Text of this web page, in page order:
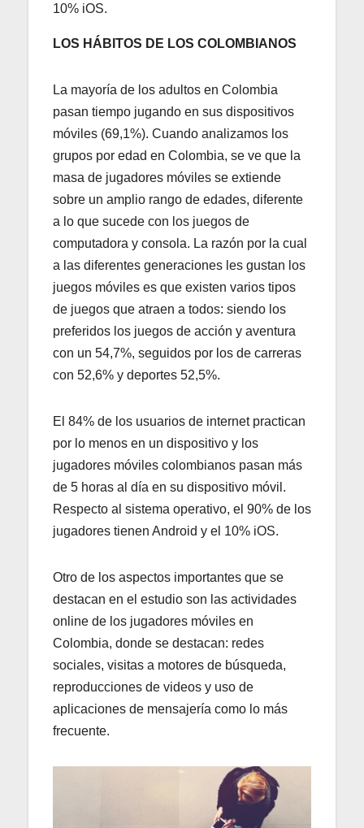
10% iOS.
LOS HÁBITOS DE LOS COLOMBIANOS
La mayoría de los adultos en Colombia
pasan tiempo jugando en sus dispositivos
móviles (69,1%). Cuando analizamos los
grupos por edad en Colombia, se ve que la
masa de jugadores móviles se extiende
sobre un amplio rango de edades, diferente
a lo que sucede con los juegos de
computadora y consola. La razón por la cual
a las diferentes generaciones les gustan los
juegos móviles es que existen varios tipos
de juegos que atraen a todos: siendo los
preferidos los juegos de acción y aventura
con un 54,7%, seguidos por los de carreras
con 52,6% y deportes 52,5%.
El 84% de los usuarios de internet practican
por lo menos en un dispositivo y los
jugadores móviles colombianos pasan más
de 5 horas al día en su dispositivo móvil.
Respecto al sistema operativo, el 90% de los
jugadores tienen Android y el 10% iOS.
Otro de los aspectos importantes que se
destacan en el estudio son las actividades
online de los jugadores móviles en
Colombia, donde se destacan: redes
sociales, visitas a motores de búsqueda,
reproducciones de videos y uso de
aplicaciones de mensajería como lo más
frecuente.